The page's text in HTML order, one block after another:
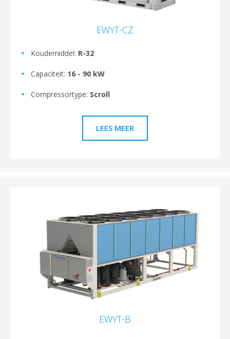
EWYT-CZ
Koudemiddel: R-32
Capaciteit: 16 - 90 kW
Compressortype: Scroll
LEES MEER
EWYT-B